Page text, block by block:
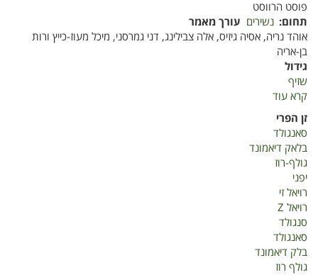
פוסט הרווסט
תחום נשירים עורך מאמר
אוהד נריה, אסיה גיזיס, אלה צבילינג, דני גמרסני, מיכל מעוז-כייץ ורות
בן-אריה
גידול
שזיף
קרא עוד
זן הפרי
סאנגולד
בלאק דיאמונד
גולף-רוז
יפני
רויאל זי
רויאל Z
סנגולד
סאנגולד
בלק דיאמונד
גולף רוז